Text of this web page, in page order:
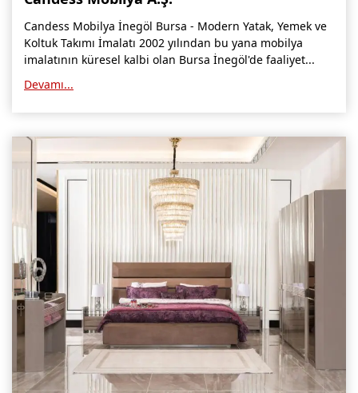
Candess Mobilya İnegöl Bursa - Modern Yatak, Yemek ve
Koltuk Takımı İmalatı 2002 yılından bu yana mobilya
imalatının küresel kalbi olan Bursa İnegöl'de faaliyet...
Devamı...